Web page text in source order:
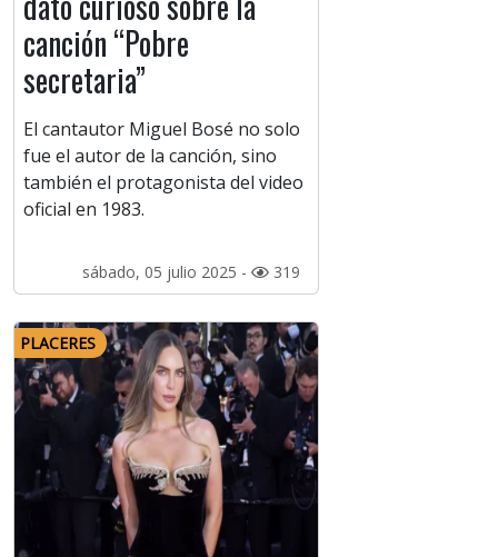
canción “Pobre
secretaria”
El cantautor Miguel Bosé no solo
fue el autor de la canción, sino
también el protagonista del video
oficial en 1983.
sábado, 05 julio 2025 - 319
PLACERES